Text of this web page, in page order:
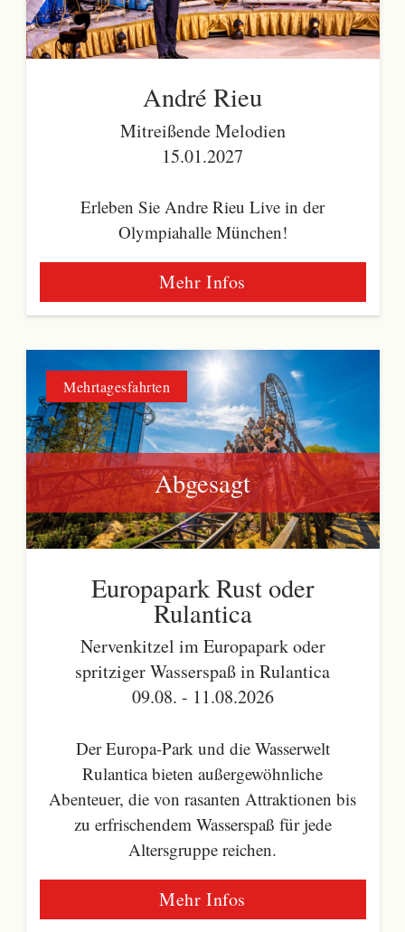
André Rieu
Mitreißende Melodien
15.01.2027
Erleben Sie Andre Rieu Live in der
Olympiahalle München!
Mehr Infos
Abgesagt
Mehrtagesfahrten
Europapark Rust oder
Rulantica
Nervenkitzel im Europapark oder
spritziger Wasserspaß in Rulantica
09.08. - 11.08.2026
Der Europa-Park und die Wasserwelt
Rulantica bieten außergewöhnliche
Abenteuer, die von rasanten Attraktionen bis
zu erfrischendem Wasserspaß für jede
Altersgruppe reichen.
Mehr Infos